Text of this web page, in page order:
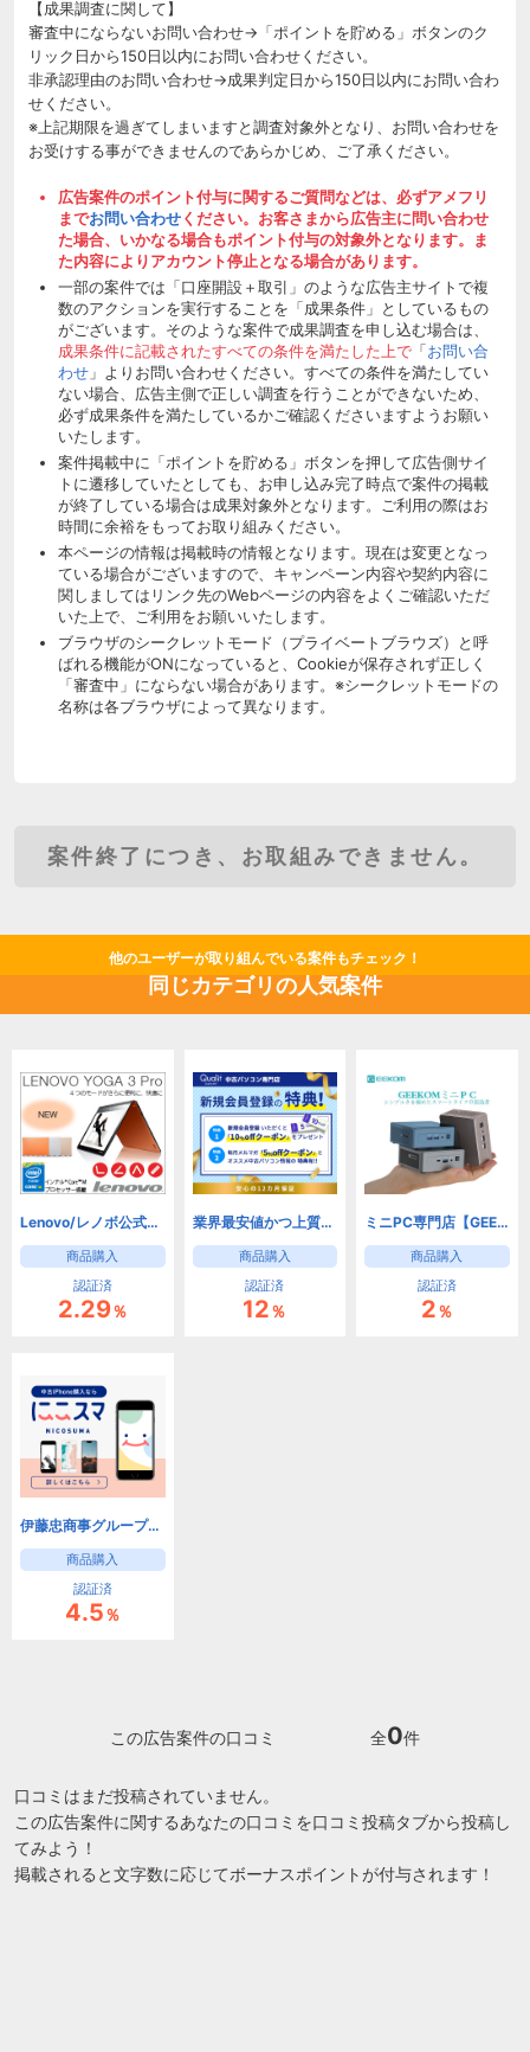
【成果調査に関して】
審査中にならないお問い合わせ→「ポイントを貯める」ボタンのク
リック日から150日以内にお問い合わせください。
非承認理由のお問い合わせ→成果判定日から150日以内にお問い合わ
せください。
※上記期限を過ぎてしまいますと調査対象外となり、お問い合わせを
お受けする事ができませんのであらかじめ、ご了承ください。
広告案件のポイント付与に関するご質問などは、必ずアメフリ
までお問い合わせください。お客さまから広告主に問い合わせ
た場合、いかなる場合もポイント付与の対象外となります。ま
た内容によりアカウント停止となる場合があります。
一部の案件では「口座開設＋取引」のような広告主サイトで複
数のアクションを実行することを「成果条件」としているもの
がございます。そのような案件で成果調査を申し込む場合は、
成果条件に記載されたすべての条件を満たした上で「お問い合
わせ」よりお問い合わせください。すべての条件を満たしてい
ない場合、広告主側で正しい調査を行うことができないため、
必ず成果条件を満たしているかご確認くださいますようお願い
いたします。
案件掲載中に「ポイントを貯める」ボタンを押して広告側サイ
トに遷移していたとしても、お申し込み完了時点で案件の掲載
が終了している場合は成果対象外となります。ご利用の際はお
時間に余裕をもってお取り組みください。
本ページの情報は掲載時の情報となります。現在は変更となっ
ている場合がございますので、キャンペーン内容や契約内容に
関しましてはリンク先のWebページの内容をよくご確認いただ
いた上で、ご利用をお願いいたします。
ブラウザのシークレットモード（プライベートブラウズ）と呼
ばれる機能がONになっていると、Cookieが保存されず正しく
「審査中」にならない場合があります。※シークレットモードの
名称は各ブラウザによって異なります。
案件終了につき、お取組みできません。
他のユーザーが取り組んでいる案件もチェック！
同じカテゴリの人気案件
Lenovo/レノボ公式オンラインストア
商品購入
認証済
2.29％
業界最安値かつ上質中古パソコンショップ 【Qualit】
商品購入
認証済
12％
ミニPC専門店【GEEKOM】
商品購入
認証済
2％
伊藤忠商事グループの中古スマホ（iPhone / Android）ECサイト「にこスマ」
商品購入
認証済
4.5％
この広告案件の口コミ 全0件
口コミはまだ投稿されていません。
この広告案件に関するあなたの口コミを口コミ投稿タブから投稿し
てみよう！
掲載されると文字数に応じてボーナスポイントが付与されます！